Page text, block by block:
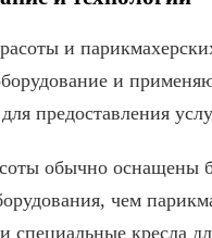
и
и
предоставления
обычно оснащены
чем
специальные кресла